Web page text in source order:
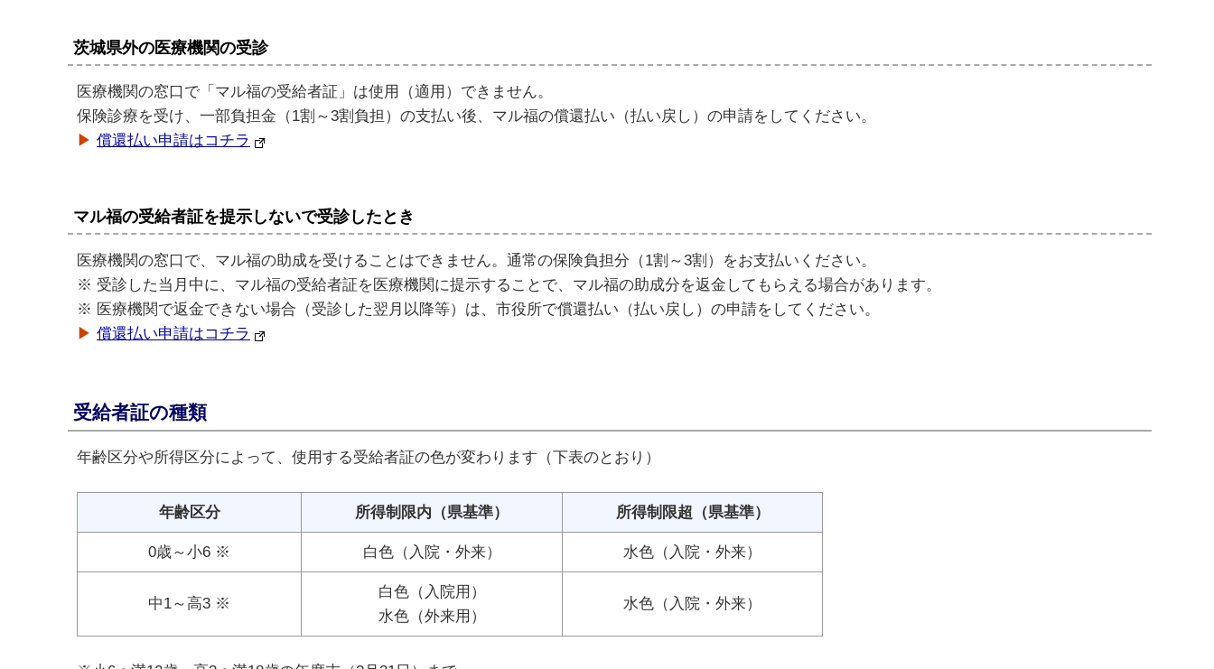
茨城県外の医療機関の受診
医療機関の窓口で「マル福の受給者証」は使用（適用）できません。
保険診療を受け、一部負担金（1割～3割負担）の支払い後、マル福の償還払い（払い戻し）の申請をしてください。
▶ 償還払い申請はコチラ
マル福の受給者証を提示しないで受診したとき
医療機関の窓口で、マル福の助成を受けることはできません。通常の保険負担分（1割～3割）をお支払いください。
※ 受診した当月中に、マル福の受給者証を医療機関に提示することで、マル福の助成分を返金してもらえる場合があります。
※ 医療機関で返金できない場合（受診した翌月以降等）は、市役所で償還払い（払い戻し）の申請をしてください。
▶ 償還払い申請はコチラ
受給者証の種類
年齢区分や所得区分によって、使用する受給者証の色が変わります（下表のとおり）
年齢区分 所得制限内（県基準） 所得制限超（県基準）
0歳～小6 ※ 白色（入院・外来） 水色（入院・外来）
中1～高3 ※
白色（入院用）
水色（外来用）
水色（入院・外来）